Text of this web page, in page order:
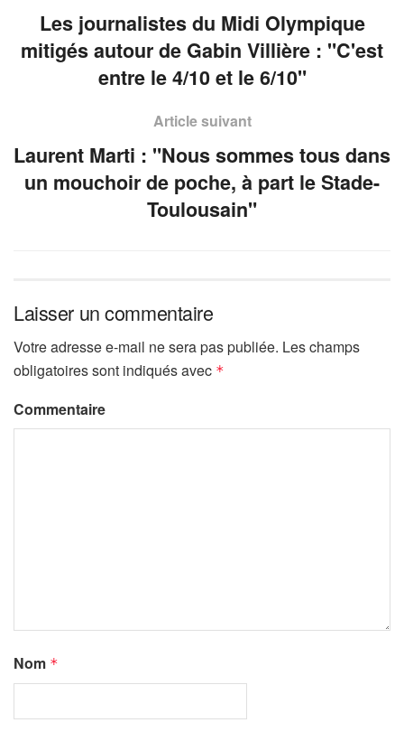
Les journalistes du Midi Olympique
mitigés autour de Gabin Villière : "C'est
entre le 4/10 et le 6/10"
Article suivant
Laurent Marti : "Nous sommes tous dans
un mouchoir de poche, à part le Stade-
Toulousain"
Laisser un commentaire
Votre adresse e-mail ne sera pas publiée. Les champs
obligatoires sont indiqués avec *
Commentaire
Nom *